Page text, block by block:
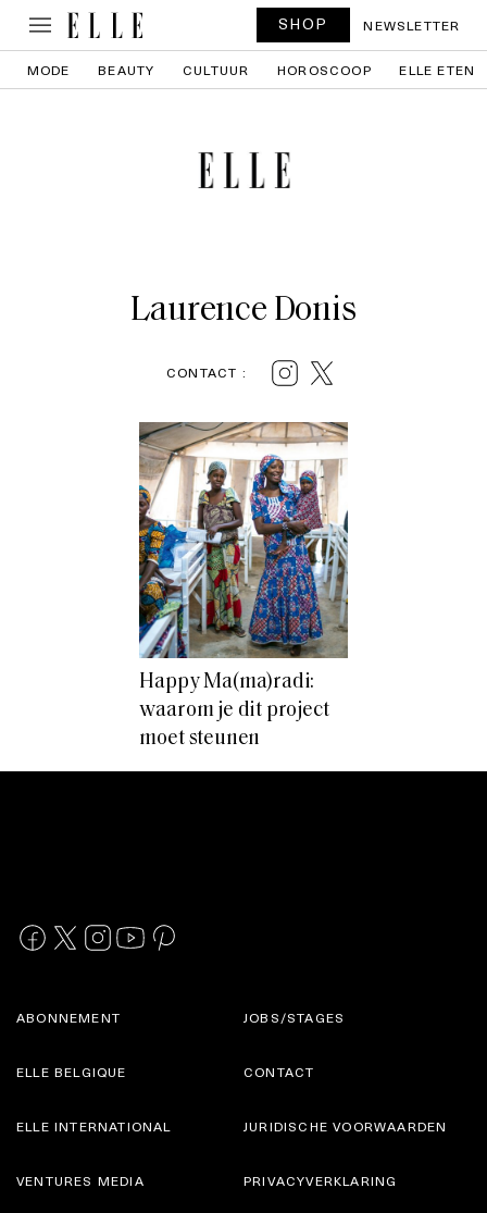
SHOP NEWSLETTER
MODE BEAUTY CULTUUR HOROSCOOP ELLE ETEN
Laurence Donis
CONTACT :
Happy Ma(ma)radi:
waarom je dit project
moet steunen
ABONNEMENT
ELLE BELGIQUE
JOBS/STAGES
CONTACT
ELLE INTERNATIONAL
VENTURES MEDIA
JURIDISCHE VOORWAARDEN
PRIVACYVERKLARING